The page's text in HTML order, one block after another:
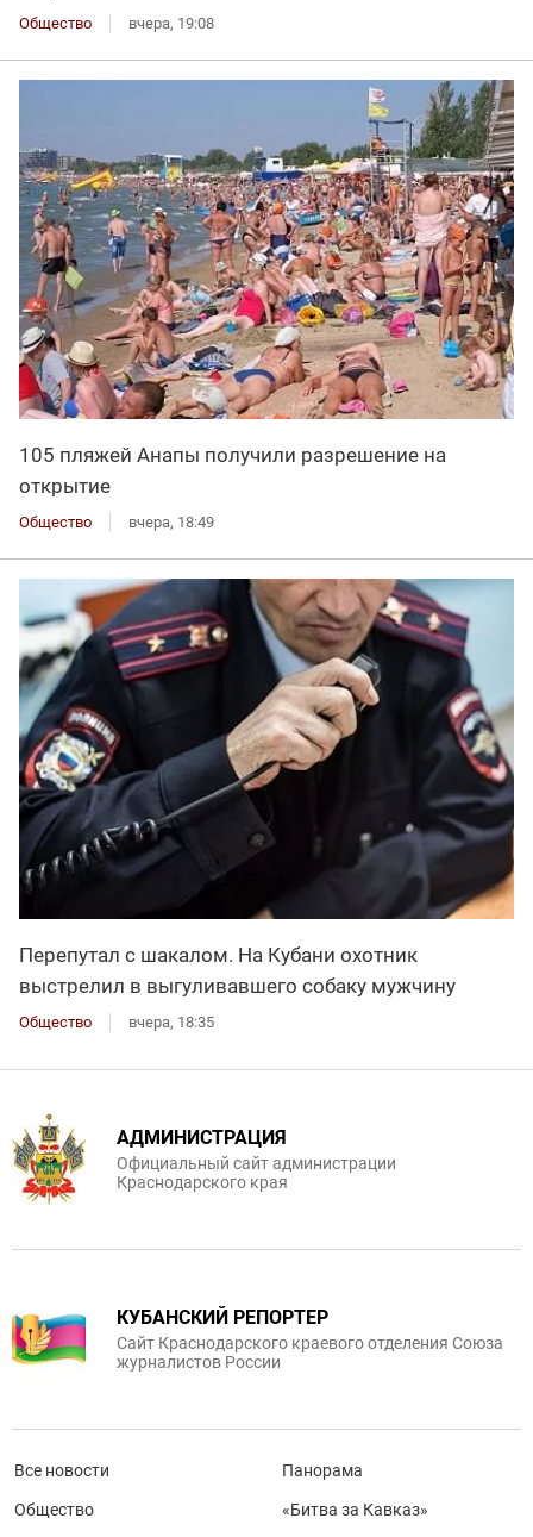
Общество вчера, 19:08
105 пляжей Анапы получили разрешение на
открытие
Общество вчера, 18:49
Перепутал с шакалом. На Кубани охотник
выстрелил в выгуливавшего собаку мужчину
Общество вчера, 18:35
АДМИНИСТРАЦИЯ
Официальный сайт администрации
Краснодарского края
КУБАНСКИЙ РЕПОРТЕР
Сайт Краснодарского краевого отделения Союза
журналистов России
Все новости
Общество
Панорама
«Битва за Кавказ»